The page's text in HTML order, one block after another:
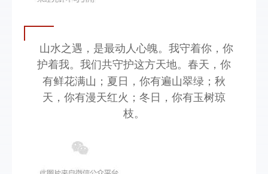
山水之遇，是最动人心魄。我守着你，你
护着我。我们共守护这方天地。春天 ，你
有鲜花满山 ；夏日，你有遍山翠绿 ；秋
天，你有漫天红火；冬日，你有玉树琼
枝。